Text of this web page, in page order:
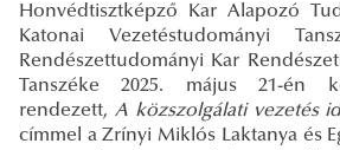
Honvédtisztképző Kar Alapozó
Katonai Vezetéstudományi
Rendészettudományi Kar
Tanszéke 2025. május 21-én
rendezett, A közszolgálati vezetés
címmel a Zrínyi Miklós Laktanya és